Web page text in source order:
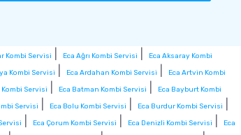
Kombi Servisi Eca Ağrı Kombi Servisi
Eca Aksaray Kombi
Kombi Servisi Eca Ardahan Kombi Servisi
Eca Artvin Kombi
Kombi Servisi Eca Batman Kombi Servisi
Eca Bayburt Kombi
Servisi Eca Bolu Kombi Servisi Eca Burdur Kombi Servisi
Eca Çorum Kombi Servisi Eca Denizli Kombi Servisi
Eca